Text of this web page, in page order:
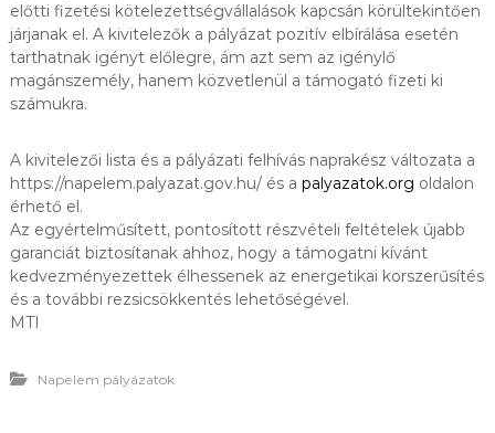
előtti fizetési kötelezettségvállalások kapcsán körültekintően
járjanak el. A kivitelezők a pályázat pozitív elbírálása esetén
tarthatnak igényt előlegre, ám azt sem az igénylő
magánszemély, hanem közvetlenül a támogató fizeti ki
számukra.
A kivitelezői lista és a pályázati felhívás naprakész változata a
https://napelem.palyazat.gov.hu/ és a palyazatok.org oldalon
érhető el.
Az egyértelműsített, pontosított részvételi feltételek újabb
garanciát biztosítanak ahhoz, hogy a támogatni kívánt
kedvezményezettek élhessenek az energetikai korszerűsítés
és a további rezsicsökkentés lehetőségével.
MTI
Napelem pályázatok